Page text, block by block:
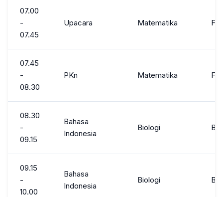
07.00
-
07.45
Upacara Matematika
07.45
-
08.30
PKn Matematika
08.30
-
09.15
Bahasa
Indonesia
Biologi
09.15
-
10.00
Bahasa
Indonesia
Biologi